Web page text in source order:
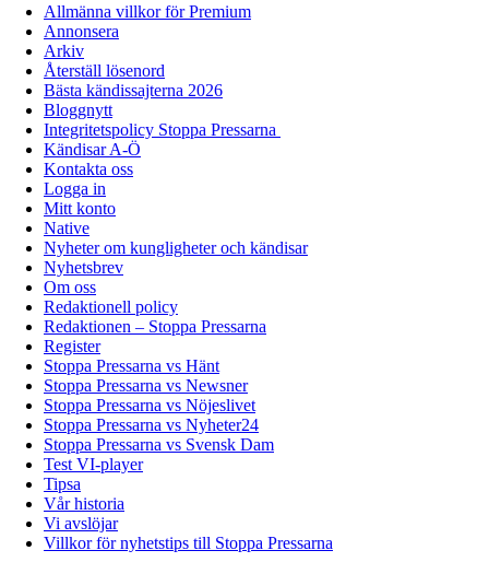
Allmänna villkor för Premium
Annonsera
Arkiv
Återställ lösenord
Bästa kändissajterna 2026
Bloggnytt
Integritetspolicy Stoppa Pressarna
Kändisar A-Ö
Kontakta oss
Logga in
Mitt konto
Native
Nyheter om kungligheter och kändisar
Nyhetsbrev
Om oss
Redaktionell policy
Redaktionen – Stoppa Pressarna
Register
Stoppa Pressarna vs Hänt
Stoppa Pressarna vs Newsner
Stoppa Pressarna vs Nöjeslivet
Stoppa Pressarna vs Nyheter24
Stoppa Pressarna vs Svensk Dam
Test VI-player
Tipsa
Vår historia
Vi avslöjar
Villkor för nyhetstips till Stoppa Pressarna